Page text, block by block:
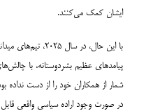
ایشان کمک می‌کنند.
با این حال، در سال
پیامدهای عظیم بشردوستانه، با
شمار از همکاران خود را از دست نداده‌
در صورت وجود اراده سیاسی واقعی